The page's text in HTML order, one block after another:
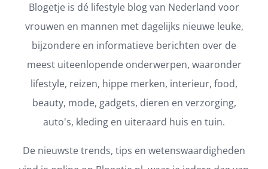
Blogetje is dé lifestyle blog van Nederland voor
vrouwen en mannen met dagelijks nieuwe leuke,
bijzondere en informatieve berichten over de
meest uiteenlopende onderwerpen, waaronder
lifestyle, reizen, hippe merken, interieur, food,
beauty, mode, gadgets, dieren en verzorging,
auto's, kleding en uiteraard huis en tuin.
De nieuwste trends, tips en wetenswaardigheden